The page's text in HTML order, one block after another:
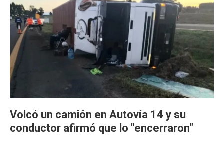
Volcó un camión en Autovía 14 y su
conductor afirmó que lo "encerraron"